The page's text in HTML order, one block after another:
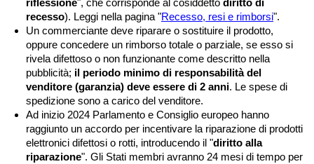
riflessione", che corrisponde al cosiddettodiritto di
recesso). Leggi nella pagina "Recesso, resi e rimborsi".
Un commerciante deve riparare o sostituire il prodotto,
oppure concedere un rimborso totale o parziale, se esso si
rivela difettoso o non funzionante come descritto nella
pubblicità; il periodo minimo di responsabilità del
venditore (garanzia) deve essere di 2 anni. Le spese di
spedizione sono a carico del venditore.
Ad inizio 2024 Parlamento e Consiglio europeo hanno
raggiunto un accordo per incentivare la riparazione di prodotti
elettronici difettosi o rotti, introducendo il "diritto alla
riparazione". Gli Stati membri avranno 24 mesi di tempo per